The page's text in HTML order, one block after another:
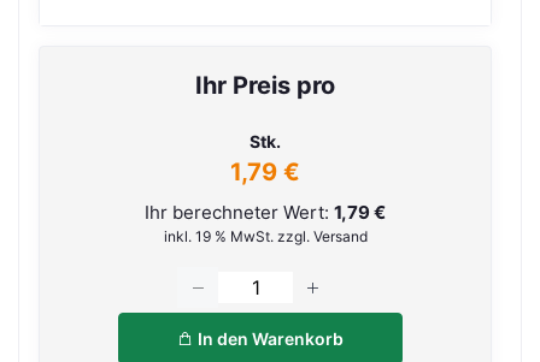
Ihr Preis pro
Stk.
1,79 €
Ihr berechneter Wert: 1,79 €
inkl. 19 % MwSt. zzgl. Versand
In den Warenkorb